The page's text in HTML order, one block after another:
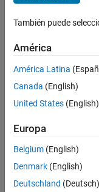
También puede
América
América Latina
Canada (English)
United States (English)
Europa
Belgium (English)
Denmark (English)
Deutschland (Deutsch)
Centro de confianza
Política de privacidad
Información de